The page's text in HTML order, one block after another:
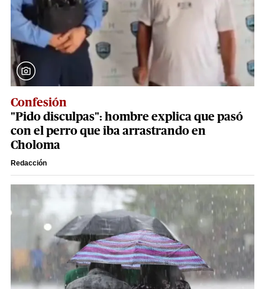
Confesión
"Pido disculpas": hombre explica que pasó
con el perro que iba arrastrando en
Choloma
Redacción